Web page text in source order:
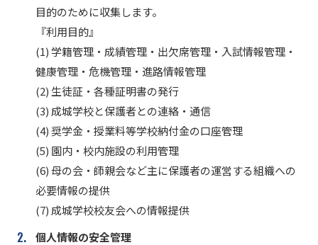
このサイトについて
個人情報保護方針
いじめ防止基本方針
採用情報 文化祭
目的のために収集します。
『利用目的』
(1) 学籍管理・成績管理・出欠席管理・入試情報管理・
健康管理・危機管理・進路情報管理
(2) 生徒証・各種証明書の発行
(3) 成城学校と保護者との連絡・通信
(4) 奨学金・授業料等学校納付金の口座管理
(5) 園内・校内施設の利用管理
(6) 母の会・師親会など主に保護者の運営する組織への
必要情報の提供
(7) 成城学校校友会への情報提供
個人情報の安全管理